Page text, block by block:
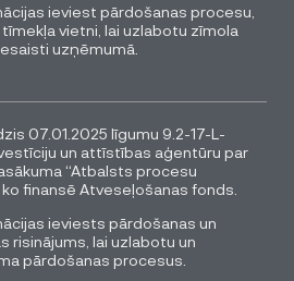
ieviest pārdošanas procesu,
vietni, lai uzlabotu zīmola
uzņēmumā.
07.01.2025 līgumu 9.2-17-L-
un attīstības aģentūru par
“Atbalsts procesu
finansē Atveseļošanas fonds.
ieviests pārdošanas un
risinājums, lai uzlabotu un
pārdošanas procesus.